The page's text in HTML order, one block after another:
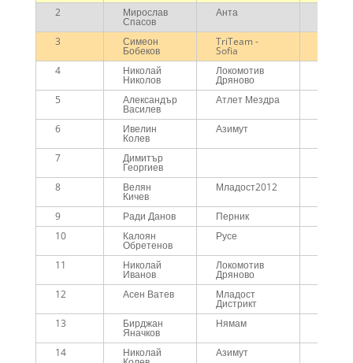
2 Мирослав
Спасов
Анта
3 Симеон
Бобеков
TriTeam -
Sofia
4 Николай
Николов
Локомотив
Дряново
5 Александър
Василев
Атлет Мездра
6 Ивелин
Колев
Азимут
7 Димитър
Георгиев
8 Велян
Кичев
Младост2012
9 Ради Данов Перник
10
Калоян
Обретенов
Русе
11 Николай
Иванов
Локомотив
Дряново
12 Асен Ватев Младост
Дистрикт
13 Бирджан
Яначков
Нямам
14 Николай Азимут